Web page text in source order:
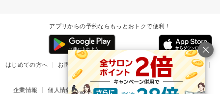
アプリからの予約ならもっとおトクで便利！
はじめての方へ お問い合わせ ヘルプ リリース情報
利用規約
掲載ご希望のサロン様
企業情報 個人情報保護方針 楽天のサービス一覧 アプリ一覧